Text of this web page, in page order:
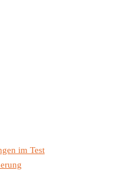
im Test